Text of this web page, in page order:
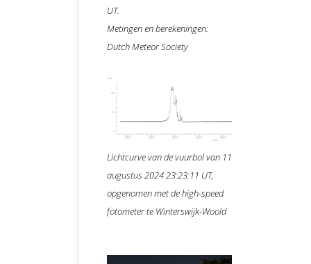
UT.
Metingen en berekeningen:
Dutch Meteor Society
Lichtcurve van de vuurbol van 11
augustus 2024 23:23:11 UT,
opgenomen met de high-speed
fotometer te Winterswijk-Woold